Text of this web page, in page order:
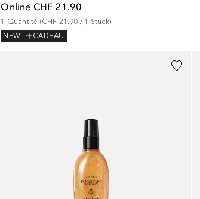
Online CHF 21.90
1 Quantité (CHF 21.90 / 1 Stück)
NEW
CADEAU